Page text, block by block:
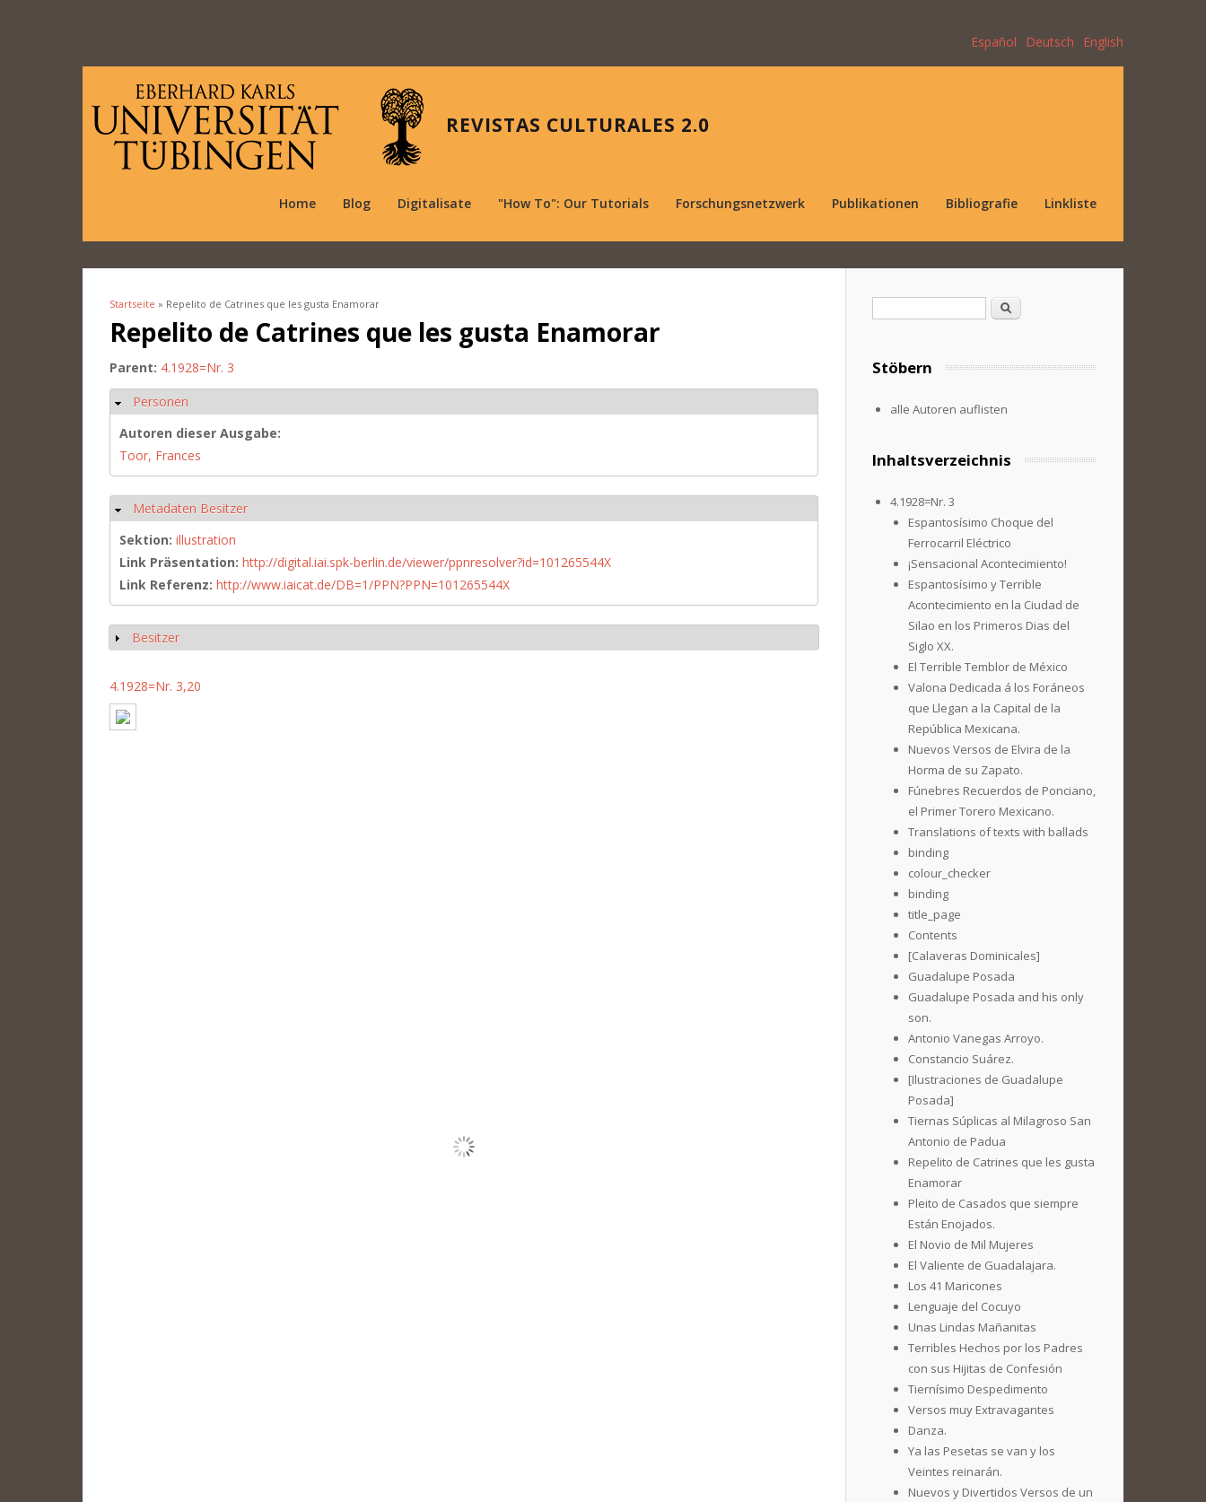
Español Deutsch English
REVISTAS CULTURALES 2.0
Home Blog Digitalisate "How To": Our Tutorials Forschungsnetzwerk Publikationen Bibliografie Linkliste
Sie sind hier
Startseite » Repelito de Catrines que les gusta Enamorar
Repelito de Catrines que les gusta Enamorar
Parent: 4.1928=Nr. 3
Ausblenden
Personen
Autoren dieser Ausgabe:
Toor, Frances
Ausblenden
Metadaten Besitzer
Sektion: illustration
Link Präsentation: http://digital.iai.spk-berlin.de/viewer/ppnresolver?id=101265544X
Link Referenz: http://www.iaicat.de/DB=1/PPN?PPN=101265544X
Anzeigen
Besitzer
4.1928=Nr. 3,20
Suche
Stöbern
alle Autoren auflisten
Inhaltsverzeichnis
4.1928=Nr. 3
Espantosísimo Choque del
Ferrocarril Eléctrico
¡Sensacional Acontecimiento!
Espantosísimo y Terrible
Acontecimiento en la Ciudad de
Silao en los Primeros Dias del
Siglo XX.
El Terrible Temblor de México
Valona Dedicada á los Foráneos
que Llegan a la Capital de la
República Mexicana.
Nuevos Versos de Elvira de la
Horma de su Zapato.
Fúnebres Recuerdos de Ponciano,
el Primer Torero Mexicano.
Translations of texts with ballads
binding
colour_checker
binding
title_page
Contents
[Calaveras Dominicales]
Guadalupe Posada
Guadalupe Posada and his only
son.
Antonio Vanegas Arroyo.
Constancio Suárez.
[Ilustraciones de Guadalupe
Posada]
Tiernas Súplicas al Milagroso San
Antonio de Padua
Repelito de Catrines que les gusta
Enamorar
Pleito de Casados que siempre
Están Enojados.
El Novio de Mil Mujeres
El Valiente de Guadalajara.
Los 41 Maricones
Lenguaje del Cocuyo
Unas Lindas Mañanitas
Terribles Hechos por los Padres
con sus Hijitas de Confesión
Tiernísimo Despedimento
Versos muy Extravagantes
Danza.
Ya las Pesetas se van y los
Veintes reinarán.
Nuevos y Divertidos Versos de un